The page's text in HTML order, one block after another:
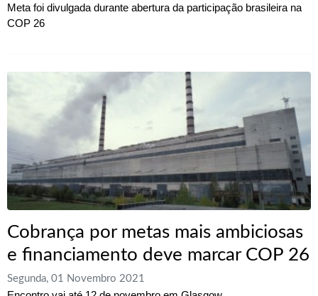
Meta foi divulgada durante abertura da participação brasileira na
COP 26
Cobrança por metas mais ambiciosas
e financiamento deve marcar COP 26
Segunda, 01 Novembro 2021